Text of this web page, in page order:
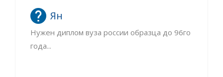
Ян
Нужен диплом вуза россии образца до 96го
года...